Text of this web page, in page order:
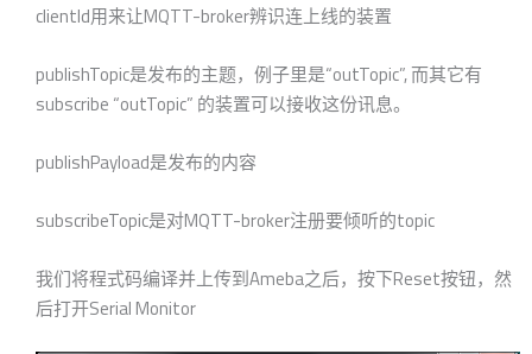
clientId用来让MQTT-broker辨识连上线的装置
publishTopic是发布的主题，例子里是“outTopic”, 而其它有
subscribe “outTopic” 的装置可以接收这份讯息。
publishPayload是发布的内容
subscribeTopic是对MQTT-broker注册要倾听的topic
我们将程式码编译并上传到Ameba之后，按下Reset按钮，然
后打开Serial Monitor